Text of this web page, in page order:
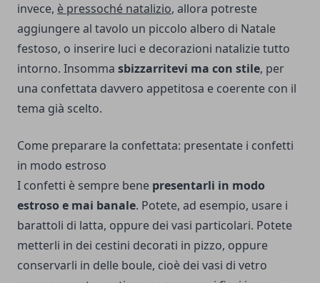
invece, è pressoché natalizio, allora potreste
aggiungere al tavolo un piccolo albero di Natale
festoso, o inserire luci e decorazioni natalizie tutto
intorno. Insomma sbizzarritevi ma con stile, per
una confettata davvero appetitosa e coerente con il
tema già scelto.
Come preparare la confettata: presentate i confetti
in modo estroso
I confetti è sempre bene presentarli in modo
estroso e mai banale. Potete, ad esempio, usare i
barattoli di latta, oppure dei vasi particolari. Potete
metterli in dei cestini decorati in pizzo, oppure
conservarli in delle boule, cioè dei vasi di vetro